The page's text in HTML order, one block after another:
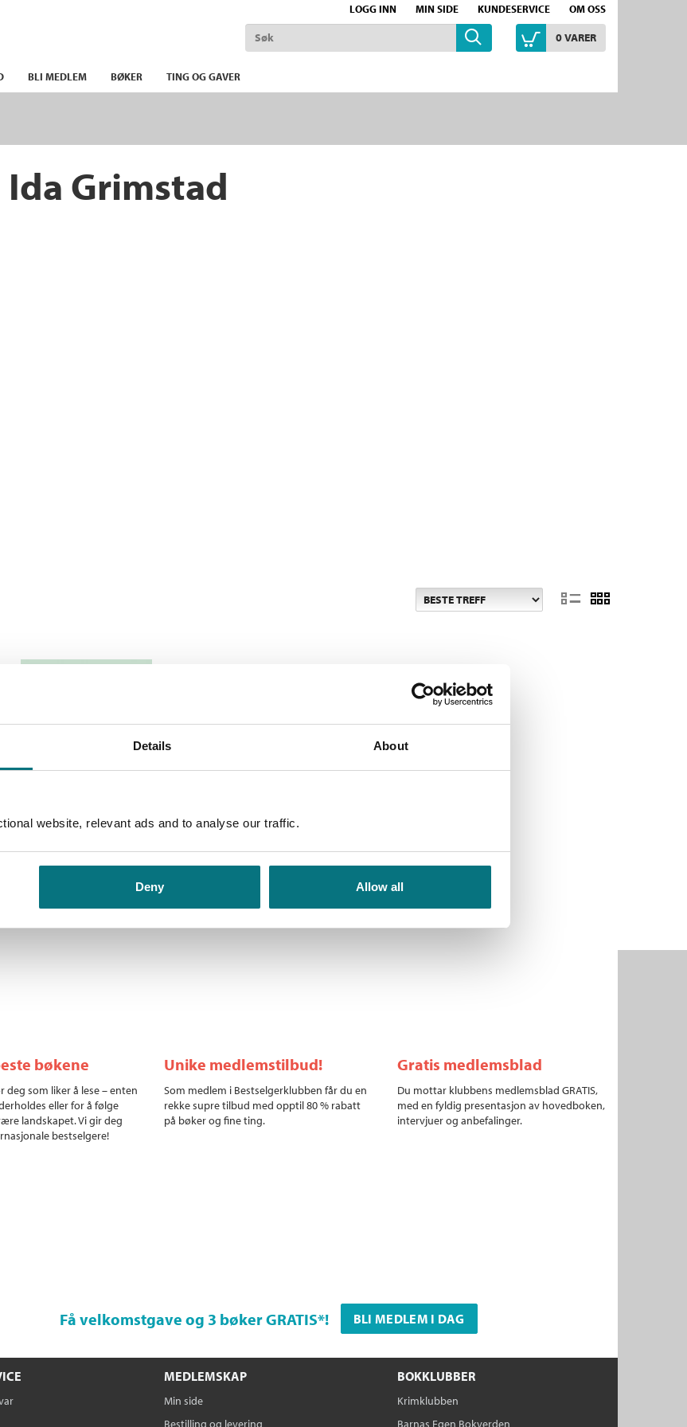
Details About
website, relevant ads and to analyse our traffic.
Deny Allow all
LOGG INN MIN SIDE KUNDESERVICE OM OSS
0VARER
BLI MEDLEM BØKER TING OG GAVER
Ida Grimstad
Liten og trygg
bøkene
deg som liker å lese – enten
eller for å følge
landskapet. Vi gir deg
bestselgere!
Unike medlemstilbud!
Som medlem i Bestselgerklubben får du en
rekke supre tilbud med opptil 80 % rabatt
på bøker og fine ting.
Gratis medlemsblad
Du mottar klubbens medlemsblad GRATIS,
med en fyldig presentasjon av hovedboken,
intervjuer og anbefalinger.
Få velkomstgave og 3 bøker GRATIS*! BLI MEDLEM I DAG
MEDLEMSKAP
Min side
Bestilling og levering
BOKKLUBBER
Krimklubben
Barnas Egen Bokverden